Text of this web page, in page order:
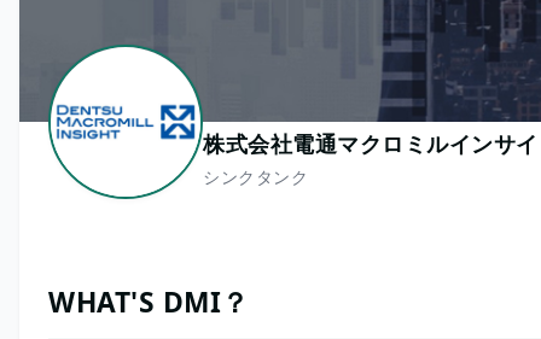
株式会社電通マクロミルインサ
シンクタンク
WHAT'S DMI？